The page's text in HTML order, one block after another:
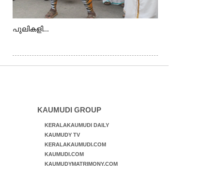
പുലികളി...
KAUMUDI GROUP
KERALAKAUMUDI DAILY
KAUMUDY TV
KERALAKAUMUDI.COM
KAUMUDI.COM
KAUMUDYMATRIMONY.COM